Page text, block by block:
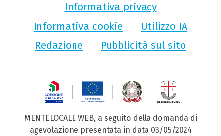
Informativa privacy
Informativa cookie
Utilizzo IA
Redazione
Pubblicità sul sito
MENTELOCALE WEB, a seguito della domanda di
agevolazione presentata in data 03/05/2024